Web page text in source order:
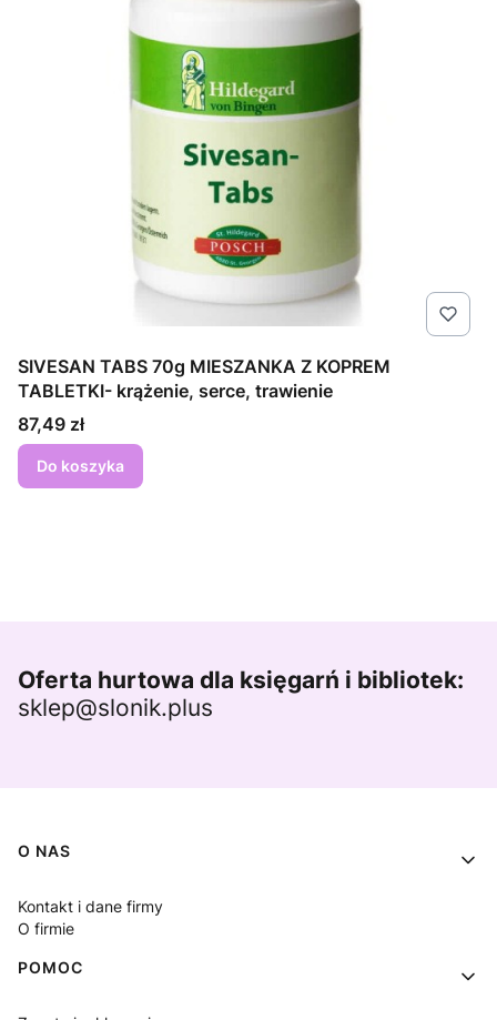
SIVESAN TABS 70g MIESZANKA Z KOPREM
TABLETKI- krążenie, serce, trawienie
Cena
87,49 zł
Do koszyka
Oferta hurtowa dla księgarń i bibliotek:
sklep@slonik.plus
Linki w stopce
O NAS
Kontakt i dane firmy
O firmie
POMOC